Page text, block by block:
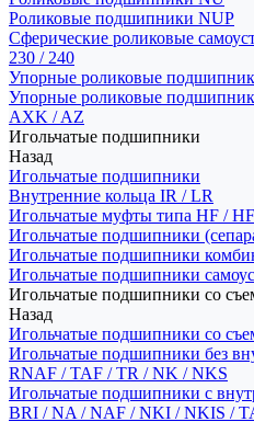
Роликовые подшипники NUP
Сферические роликовые
230 / 240
Упорные роликовые
Упорные роликовые
AXK / AZ
Игольчатые подшипники
Назад
Игольчатые подшипники
Внутренние кольца IR / LR
Игольчатые муфты типа HF /
Игольчатые подшипники
Игольчатые подшипники
Игольчатые подшипники
Игольчатые подшипники со
Назад
Игольчатые подшипники со
Игольчатые подшипники без
RNAF / TAF / TR / NK / NKS
Игольчатые подшипники с
BRI / NA / NAF / NKI / NKIS /